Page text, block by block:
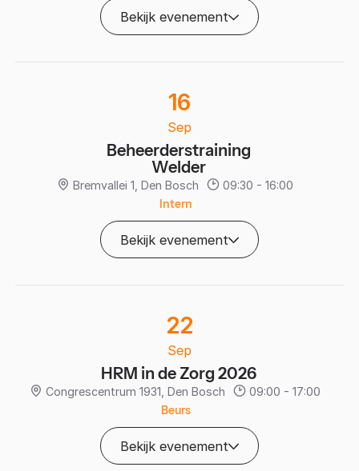
Bekijk evenement
16
Sep
Beheerderstraining
Welder
Bremvallei 1, Den Bosch 09:30 - 16:00
Intern
Bekijk evenement
22
Sep
HRM in de Zorg 2026
Congrescentrum 1931, Den Bosch 09:00 - 17:00
Beurs
Bekijk evenement